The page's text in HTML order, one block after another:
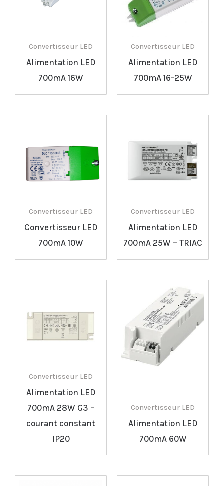
Convertisseur LED
Alimentation LED
700mA 16W
Convertisseur LED
Alimentation LED
700mA 16-25W
Convertisseur LED
Convertisseur LED
700mA 10W
Convertisseur LED
Alimentation LED
700mA 25W – TRIAC
Convertisseur LED
Alimentation LED
700mA 28W G3 –
courant constant
IP20
Convertisseur LED
Alimentation LED
700mA 60W